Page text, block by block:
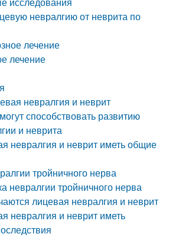
невралгию от неврита по
лечение
лечение
невралгия и неврит
способствовать развитию
и неврита
невралгия и неврит иметь общие
тройничного нерва
невралгии тройничного нерва
лицевая невралгия и неврит
невралгия и неврит иметь